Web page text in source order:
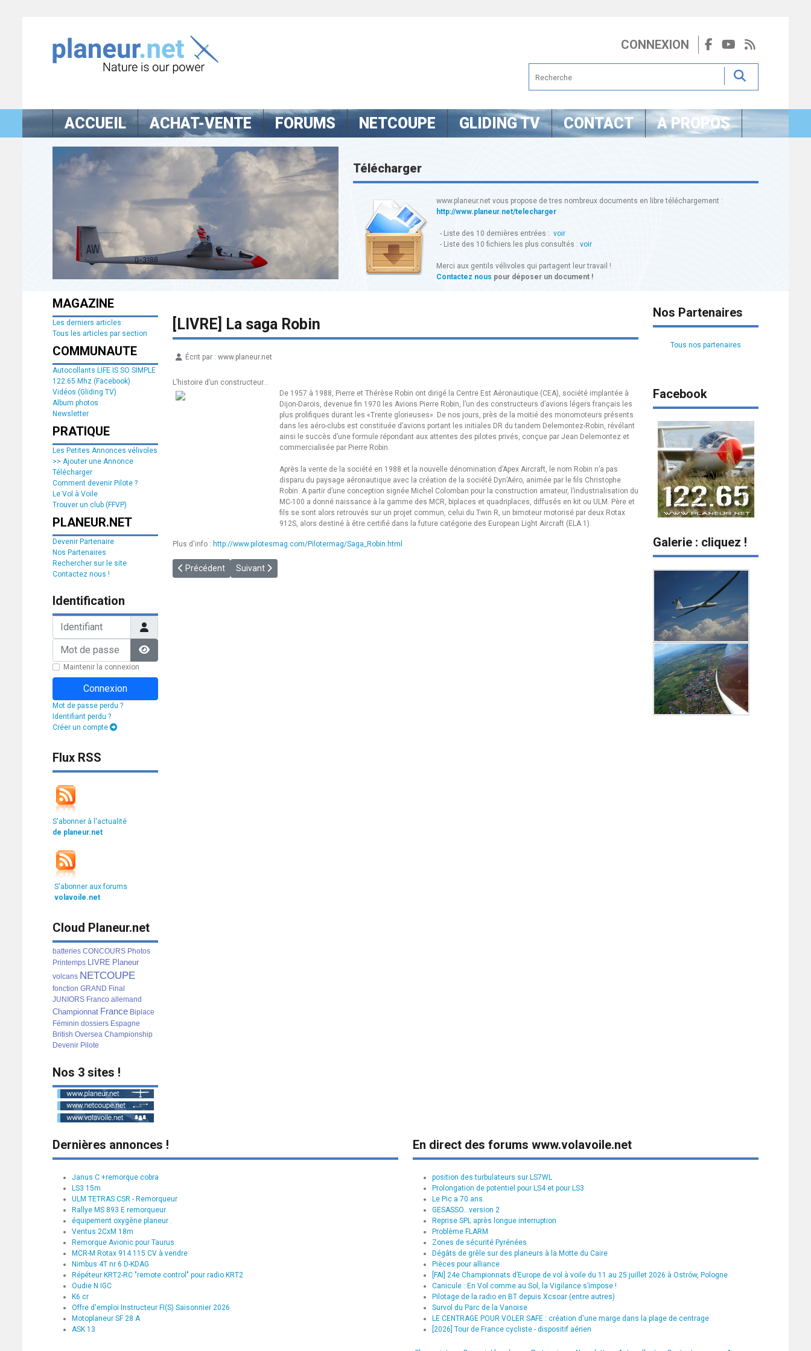
CONNEXION
ACCUEIL ACHAT-VENTE FORUMS NETCOUPE GLIDING TV CONTACT A PROPOS
Télécharger
www.planeur.net vous propose de tres nombreux documents en libre téléchargement :
http://www.planeur.net/telecharger
- Liste des 10 dernières entrées : voir
- Liste des 10 fichiers les plus consultés : voir
Merci aux gentils vélivoles qui partagent leur travail !
Contactez nous pour déposer un document !
MAGAZINE
Les derniers articles
Tous les articles par section
COMMUNAUTE
Autocollants LIFE IS SO SIMPLE
122.65 Mhz (Facebook)
Vidéos (Gliding TV)
Album photos
Newsletter
PRATIQUE
Les Petites Annonces vélivoles
>> Ajouter une Annonce
Télécharger
Comment devenir Pilote ?
Le Vol à Voile
Trouver un club (FFVP)
PLANEUR.NET
Devenir Partenaire
Nos Partenaires
Rechercher sur le site
Contactez nous !
Identification
Afficher le mot de passe
Maintenir la connexion
Connexion
Mot de passe perdu ?
Identifiant perdu ?
Créer un compte
Flux RSS
S'abonner à l'actualité
de planeur.net
S'abonner aux forums
volavoile.net
Cloud Planeur.net
batteries CONCOURS Photos
Printemps LIVRE Planeur
volcans NETCOUPE
fonction GRAND Final
JUNIORS Franco allemand
Championnat France Biplace
Féminin dossiers Espagne
British Oversea Championship
Devenir Pilote
Nos 3 sites !
[LIVRE] La saga Robin
Écrit par : www.planeur.net
L’histoire d’un constructeur…
De 1957 à 1988, Pierre et Thérèse Robin ont dirigé la Centre Est Aéronautique (CEA), société implantée à
Dijon-Darois, devenue fin 1970 les Avions Pierre Robin, l’un des constructeurs d’avions légers français les
plus prolifiques durant les «Trente glorieuses». De nos jours, près de la moitié des monomoteurs présents
dans les aéro-clubs est constituée d’avions portant les initiales DR du tandem Delemontez-Robin, révélant
ainsi le succès d’une formule répondant aux attentes des pilotes privés, conçue par Jean Delemontez et
commercialisée par Pierre Robin.
Après la vente de la société en 1988 et la nouvelle dénomination d’Apex Aircraft, le nom Robin n’a pas
disparu du paysage aéronautique avec la création de la société Dyn’Aéro, animée par le fils Christophe
Robin. A partir d’une conception signée Michel Colomban pour la construction amateur, l’industrialisation du
MC-100 a donné naissance à la gamme des MCR, biplaces et quadriplaces, diffusés en kit ou ULM. Père et
fils se sont alors retrouvés sur un projet commun, celui du Twin R, un bimoteur motorisé par deux Rotax
912S, alors destiné à être certifié dans la future catégorie des European Light Aircraft (ELA 1).
Plus d'info : http://www.pilotesmag.com/Pilotermag/Saga_Robin.html
Article précédent : [VIDEO] Segelfliegen in Poltringen
Précédent Article suivant : [TV] Libres comme l'Air
Suivant
Nos Partenaires
Tous nos partenaires
Facebook
Galerie : cliquez !
Dernières annonces !
Janus C +remorque cobra
LS3 15m
ULM TETRAS CSR - Remorqueur
Rallye MS 893 E remorqueur
équipement oxygène planeur .
Ventus 2CxM 18m
Remorque Avionic pour Taurus
MCR-M Rotax 914 115 CV à vendre
Nimbus 4T nr 6 D-KDAG
Répéteur KRT2-RC "remote control" pour radio KRT2
Oudie N IGC
K6 cr
Offre d'emploi Instructeur FI(S) Saisonnier 2026
Motoplaneur SF 28 A
ASK 13
En direct des forums www.volavoile.net
position des turbulateurs sur LS7WL
Prolongation de potentiel pour LS4 et pour LS3
Le Pic a 70 ans.
GESASSO...version 2
Reprise SPL après longue interruption
Problème FLARM
Zones de sécurité Pyrénées
Dégâts de grêle sur des planeurs à la Motte du Caire
Pièces pour alliance
[FAI] 24e Championnats d’Europe de vol à voile du 11 au 25 juillet 2026 à Ostrów, Pologne
Canicule : En Vol comme au Sol, la Vigilance s’impose !
Pilotage de la radio en BT depuis Xcsoar (entre autres)
Survol du Parc de la Vanoise
LE CENTRAGE POUR VOLER SAFE : création d'une marge dans la plage de centrage
[2026] Tour de France cycliste - dispositif aérien